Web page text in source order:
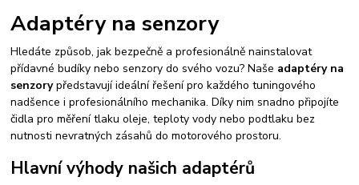
Adaptéry na senzory
Hledáte způsob, jak bezpečně a profesionálně nainstalovat
přídavné budíky nebo senzory do svého vozu? Naše adaptéry na
senzorypředstavují ideální řešení pro každého tuningového
nadšence i profesionálního mechanika. Díky nim snadno připojíte
čidla pro měření tlaku oleje, teploty vody nebo podtlaku bez
nutnosti nevratných zásahů do motorového prostoru.
Hlavní výhody našich adaptérů